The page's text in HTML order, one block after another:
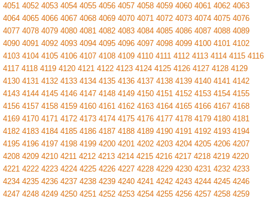
4051 4052 4053 4054 4055 4056 4057 4058 4059 4060 4061 4062 4063
4064 4065 4066 4067 4068 4069 4070 4071 4072 4073 4074 4075 4076
4077 4078 4079 4080 4081 4082 4083 4084 4085 4086 4087 4088 4089
4090 4091 4092 4093 4094 4095 4096 4097 4098 4099 4100 4101 4102
4103 4104 4105 4106 4107 4108 4109 4110 4111 4112 4113 4114 4115 4116
4117 4118 4119 4120 4121 4122 4123 4124 4125 4126 4127 4128 4129
4130 4131 4132 4133 4134 4135 4136 4137 4138 4139 4140 4141 4142
4143 4144 4145 4146 4147 4148 4149 4150 4151 4152 4153 4154 4155
4156 4157 4158 4159 4160 4161 4162 4163 4164 4165 4166 4167 4168
4169 4170 4171 4172 4173 4174 4175 4176 4177 4178 4179 4180 4181
4182 4183 4184 4185 4186 4187 4188 4189 4190 4191 4192 4193 4194
4195 4196 4197 4198 4199 4200 4201 4202 4203 4204 4205 4206 4207
4208 4209 4210 4211 4212 4213 4214 4215 4216 4217 4218 4219 4220
4221 4222 4223 4224 4225 4226 4227 4228 4229 4230 4231 4232 4233
4234 4235 4236 4237 4238 4239 4240 4241 4242 4243 4244 4245 4246
4247 4248 4249 4250 4251 4252 4253 4254 4255 4256 4257 4258 4259